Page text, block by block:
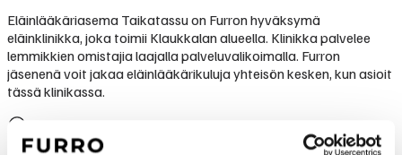
Eläinlääkäriasema Taikatassu on Furron hyväksymä
eläinklinikka, joka toimii Klaukkalan alueella. Klinikka palvelee
lemmikkien omistajia laajalla palveluvalikoimalla. Furron
jäsenenä voit jakaa eläinlääkärikuluja yhteisön kesken, kun asioit
tässä klinikassa.